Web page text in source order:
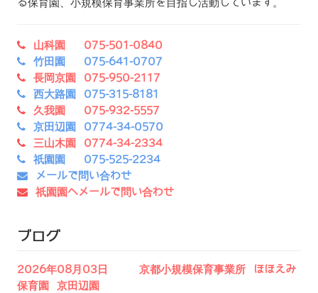
る保育園、小規模保育事業所を目指し活動しています。
山科園 075-501-0840
竹田園 075-641-0707
長岡京園 075-950-2117
西大路園 075-315-8181
久我園 075-932-5557
京田辺園 0774-34-0570
三山木園 0774-34-2334
祇園園 075-525-2234
メールで問い合わせ
祇園園へメールで問い合わせ
ブログ
2026年08月03日 京都小規模保育事業所 ほほえみ
保育園 京田辺園